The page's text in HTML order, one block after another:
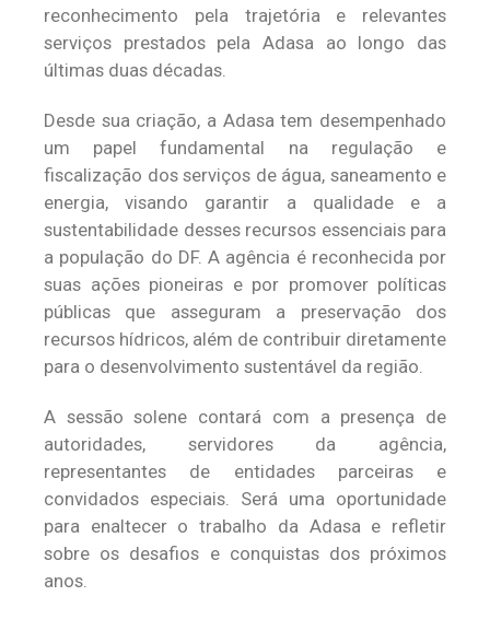
reconhecimento pela trajetória e relevantes
serviços prestados pela Adasa ao longo das
últimas duas décadas.
Desde sua criação, a Adasa tem desempenhado
um papel fundamental na regulação e
fiscalização dos serviços de água, saneamento e
energia, visando garantir a qualidade e a
sustentabilidade desses recursos essenciais para
a população do DF. A agência é reconhecida por
suas ações pioneiras e por promover políticas
públicas que asseguram a preservação dos
recursos hídricos, além de contribuir diretamente
para o desenvolvimento sustentável da região.
A sessão solene contará com a presença de
autoridades, servidores da agência,
representantes de entidades parceiras e
convidados especiais. Será uma oportunidade
para enaltecer o trabalho da Adasa e refletir
sobre os desafios e conquistas dos próximos
anos.